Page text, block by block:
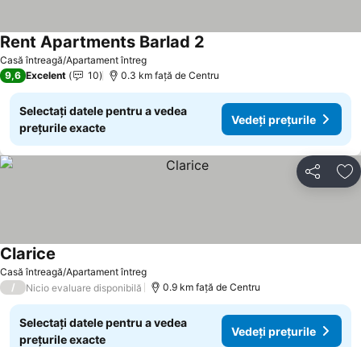
Casă întreagă/Apartament întreg
Rent Apartments Barlad 2
9,6 Excelent 10 0.3 km faţă de Centru
Selectați datele pentru a vedea
prețurile exacte
Vedeți prețurile
Distribuiți
Casă întreagă/Apartament întreg
Clarice
/ Nicio evaluare disponibilă 0.9 km faţă de Centru
Selectați datele pentru a vedea
prețurile exacte
Vedeți prețurile